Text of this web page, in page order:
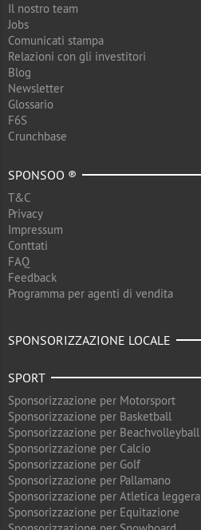
Il nostro team
Jobs
Comunicati stampa
Relazioni con gli investitori
Blog
Newsletter
Glossario
F6S
Crunchbase
SPONSOO ®
T&C
Privacy
Impressum
Conttati
FAQ
Feedback
Programma per agenti di vendita
SPONSORIZZAZIONE LOCALE
SPORT
Sponsorizzazione per Motorsport
Sponsorizzazione per Basketball
Sponsorizzazione per Beachvolleyball
Sponsorizzazione per Calcio
Sponsorizzazione per Golf
Sponsorizzazione per Pallamano
Sponsorizzazione per Atletica leggera
Sponsorizzazione per Equitazione